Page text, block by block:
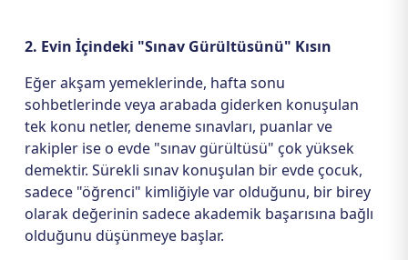
2. Evin İçindeki "Sınav Gürültüsünü" Kısın
Eğer akşam yemeklerinde, hafta sonu
sohbetlerinde veya arabada giderken konuşulan
tek konu netler, deneme sınavları, puanlar ve
rakipler ise o evde "sınav gürültüsü" çok yüksek
demektir. Sürekli sınav konuşulan bir evde çocuk,
sadece "öğrenci" kimliğiyle var olduğunu, bir birey
olarak değerinin sadece akademik başarısına bağlı
olduğunu düşünmeye başlar.